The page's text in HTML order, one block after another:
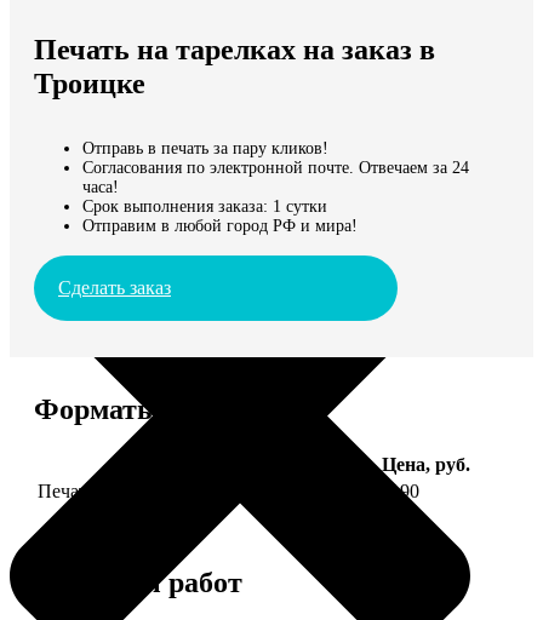
Мы доставляем по всему миру
Продолжить без города
Печать на тарелках на заказ в
Троицке
Отправь в печать за пару кликов!
Согласования по электронной почте. Отвечаем за 24
часа!
Срок выполнения заказа: 1 сутки
Отправим в любой город РФ и мира!
Сделать заказ
Форматы и цены
Цена, руб.
Печать фото на тарелке диаметром 20 см
1190
Примеры работ